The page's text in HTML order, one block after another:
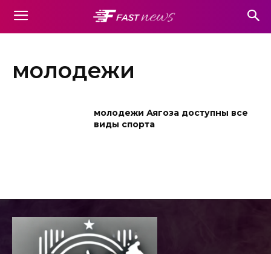
молодежи
молодежи Аягоза доступны все
виды спорта